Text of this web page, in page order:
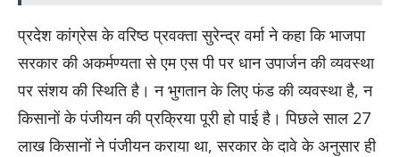
प्रदेश कांग्रेस के वरिष्ठ प्रवक्ता सुरेन्द्र वर्मा ने कहा कि भाजपा
सरकार की अकर्मण्यता से एम एस पी पर धान उपार्जन की व्यवस्था
पर संशय की स्थिति है। न भुगतान के लिए फंड की व्यवस्था है, न
किसानों के पंजीयन की प्रक्रिया पूरी हो पाई है। पिछले साल 27
लाख किसानों ने पंजीयन कराया था, सरकार के दावे के अनुसार ही